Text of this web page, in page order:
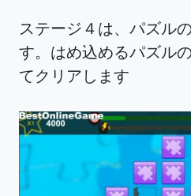
ステージ４は、パズル
す。はめ込めるパズル
てクリアします